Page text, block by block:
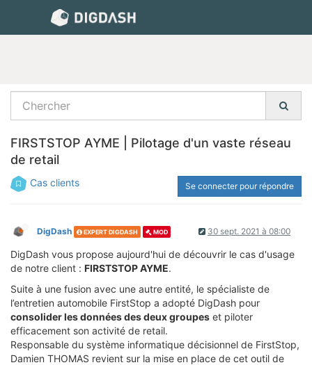
FIRSTSTOP AYME | Pilotage d'un vaste réseau
de retail
Cas clients Se connecter pour répondre
DigDash EXPERT DIGDASH MOD 30 sept. 2021 à 08:00
DigDash vous propose aujourd'hui de découvrir le cas d'usage
de notre client : FIRSTSTOP AYME.
Suite à une fusion avec une autre entité, le spécialiste de
l’entretien automobile FirstStop a adopté DigDash pour
consolider les données des deux groupes et piloter
efficacement son activité de retail.
Responsable du système informatique décisionnel de FirstStop,
Damien THOMAS revient sur la mise en place de cet outil de